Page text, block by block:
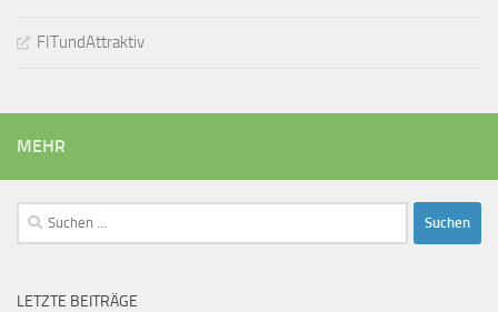
FITundAttraktiv
MEHR
Suchen
nach:
LETZTE BEITRÄGE